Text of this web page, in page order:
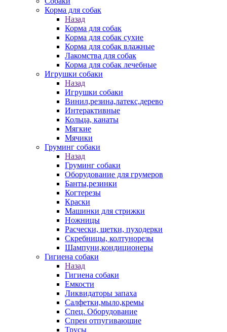
Корма для собак
Назад
Корма для собак
Корма для собак сухие
Корма для собак влажные
Лакомства для собак
Корма для собак лечебные
Игрушки собаки
Назад
Игрушки собаки
Винил,резина,латекс,дерево
Интерактивные
Кольца, канаты
Мягкие
Мячики
Груминг собаки
Назад
Груминг собаки
Оборудование для грумеров
Банты,резинки
Когтерезы
Краски
Машинки для стрижки
Ножницы
Расчески, щетки, пуходерки
Скребницы, колтунорезы
Шампуни,кондиционеры
Гигиена собаки
Назад
Гигиена собаки
Емкости
Ликвидаторы запаха
Салфетки,мыло,кремы
Спец. Оборудование
Спреи отпугивающие
Трусы